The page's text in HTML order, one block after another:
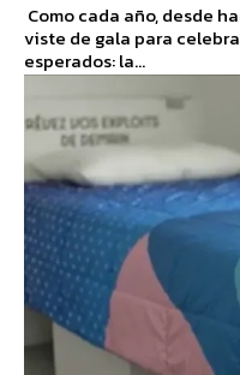
Como cada año, desde
viste de gala para
esperados: la...